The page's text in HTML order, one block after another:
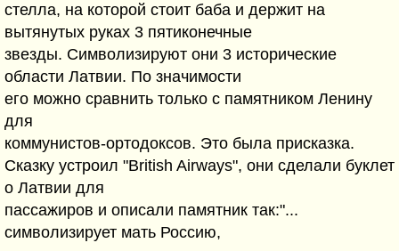
стелла, на которой стоит баба и держит на
вытянутых руках 3 пятиконечные
звезды. Символизируют они 3 исторические
области Латвии. По значимости
его можно сравнить только с памятником Ленину
для
коммунистов-ортодоксов. Это была присказка.
Сказку устроил "British Airways", они сделали буклет
о Латвии для
пассажиров и описали памятник так:"...
символизирует мать Россию,